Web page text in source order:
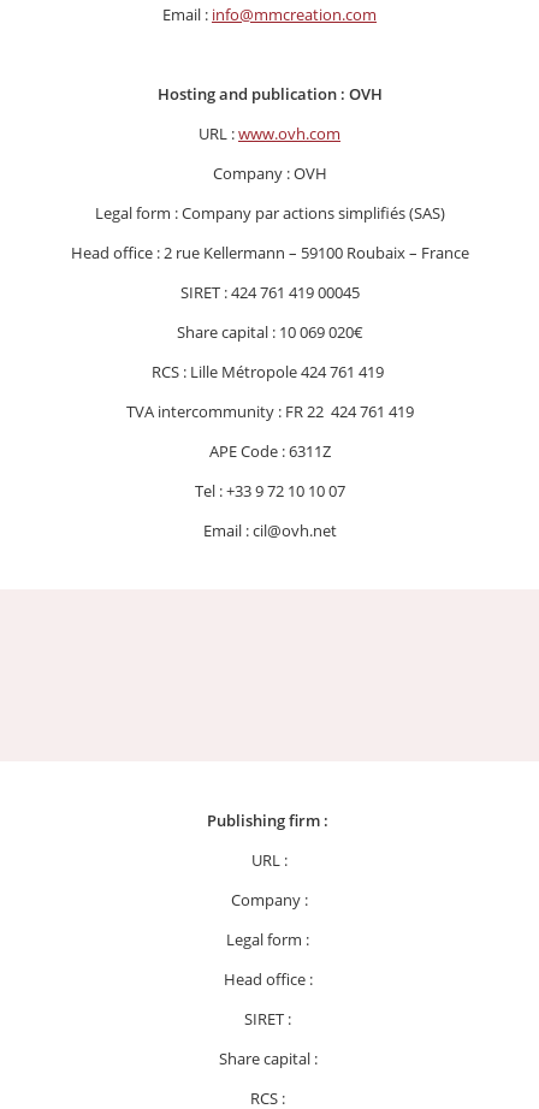
Email : info@mmcreation.com
Hosting and publication : OVH
URL :www.ovh.com
Company : OVH
Legal form : Company par actions simplifiés (SAS)
Head office : 2 rue Kellermann – 59100 Roubaix – France
SIRET : 424 761 419 00045
Share capital : 10 069 020€
RCS : Lille Métropole 424 761 419
TVA intercommunity : FR 22 424 761 419
APE Code : 6311Z
Tel : +33 9 72 10 10 07
Email : cil@ovh.net
Publishing firm :
URL :
Company :
Legal form :
Head office :
SIRET :
Share capital :
RCS :